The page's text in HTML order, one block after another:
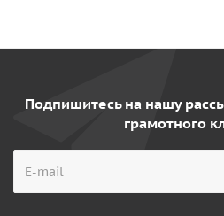
Подпишитесь на нашу
грамотного